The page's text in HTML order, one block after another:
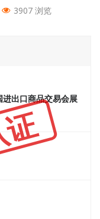
3907 浏览
进出口商品交易会展